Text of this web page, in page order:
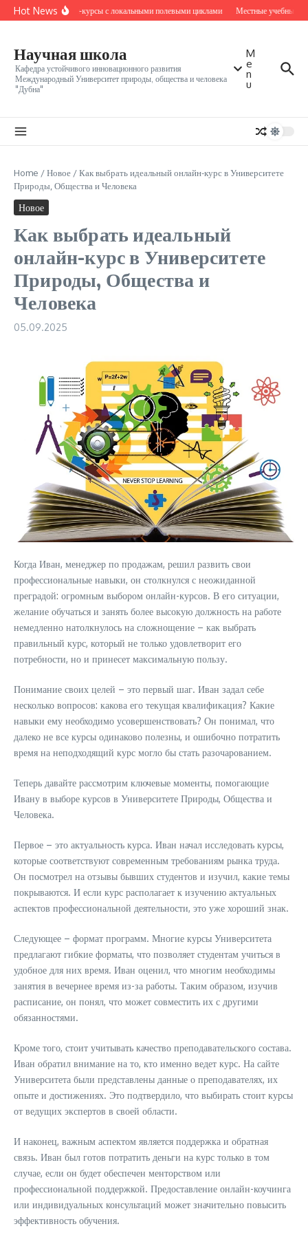
Перейти к содержанию
Hot NewsОнлайн-курсы с локальными полевыми циклами Местные учебные
Научная школа
Кафедра устойчивого инновационного развития
Международный Университет природы, общества и человека
"Дубна"
M
e
n
u
Home /Новое /Как выбрать идеальный онлайн-курс в Университете
Природы, Общества и Человека
Новое
Как выбрать идеальный
онлайн-курс в Университете
Природы, Общества и
Человека
05.09.2025
Когда Иван, менеджер по продажам, решил развить свои
профессиональные навыки, он столкнулся с неожиданной
преградой: огромным выбором онлайн-курсов. В его ситуации,
желание обучаться и занять более высокую должность на работе
немедленно натолкнулось на сложнощение – как выбрать
правильный курс, который не только удовлетворит его
потребности, но и принесет максимальную пользу.
Понимание своих целей – это первый шаг. Иван задал себе
несколько вопросов: какова его текущая квалификация? Какие
навыки ему необходимо усовершенствовать? Он понимал, что
далеко не все курсы одинаково полезны, и ошибочно потратить
время на неподходящий курс могло бы стать разочарованием.
Теперь давайте рассмотрим ключевые моменты, помогающие
Ивану в выборе курсов в Университете Природы, Общества и
Человека.
Первое – это актуальность курса. Иван начал исследовать курсы,
которые соответствуют современным требованиям рынка труда.
Он посмотрел на отзывы бывших студентов и изучил, какие темы
покрываются. И если курс располагает к изучению актуальных
аспектов профессиональной деятельности, это уже хороший знак.
Следующее – формат программ. Многие курсы Университета
предлагают гибкие форматы, что позволяет студентам учиться в
удобное для них время. Иван оценил, что многим необходимы
занятия в вечернее время из-за работы. Таким образом, изучив
расписание, он понял, что может совместить их с другими
обязанностями.
Кроме того, стоит учитывать качество преподавательского состава.
Иван обратил внимание на то, кто именно ведет курс. На сайте
Университета были представлены данные о преподавателях, их
опыте и достижениях. Это подтвердило, что выбирать стоит курсы
от ведущих экспертов в своей области.
И наконец, важным аспектом является поддержка и обратная
связь. Иван был готов потратить деньги на курс только в том
случае, если он будет обеспечен менторством или
профессиональной поддержкой. Предоставление онлайн-коучинга
или индивидуальных консультаций может значительно повысить
эффективность обучения.